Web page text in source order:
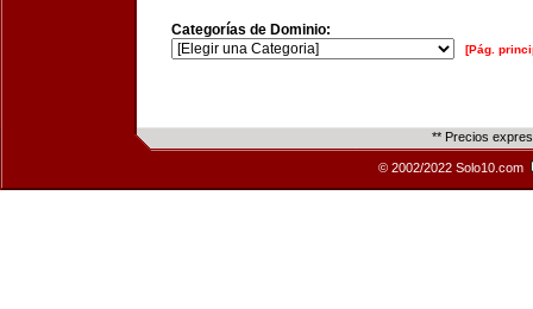
Categorías de Dominio:
[Pág.
** Precios
© 2002/2022 Solo10.com